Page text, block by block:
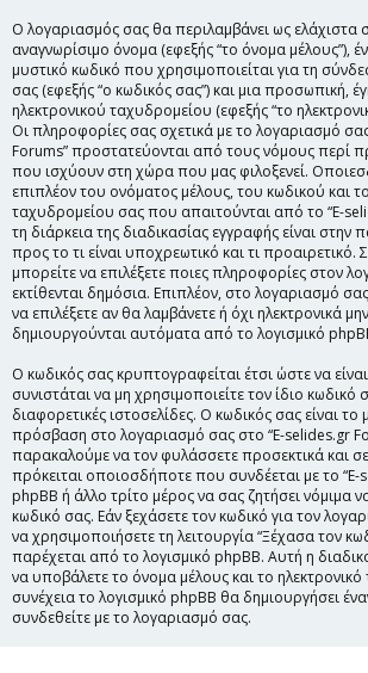
Ο λογαριασμός σας θα περιλαμβάνει ως ελάχιστα
αναγνωρίσιμο όνομα (εφεξής “το όνομα μέλους”),
μυστικό κωδικό που χρησιμοποιείται για τη
σας (εφεξής “ο κωδικός σας”) και μια προσωπική,
ηλεκτρονικού ταχυδρομείου (εφεξής “το
Οι πληροφορίες σας σχετικά με το λογαριασμό
Forums” προστατεύονται από τους νόμους περί
που ισχύουν στη χώρα που μας φιλοξενεί.
επιπλέον του ονόματος μέλους, του κωδικού και
ταχυδρομείου σας που απαιτούνται από το “E-
τη διάρκεια της διαδικασίας εγγραφής είναι στην
προς το τι είναι υποχρεωτικό και τι
μπορείτε να επιλέξετε ποιες πληροφορίες στον
εκτίθενται δημόσια. Επιπλέον, στο λογαριασμό
να επιλέξετε αν θα λαμβάνετε ή όχι ηλεκτρονικά
δημιουργούνται αυτόματα από το λογισμικό
Ο κωδικός σας κρυπτογραφείται έτσι ώστε να
συνιστάται να μη χρησιμοποιείτε τον ίδιο κωδικό
διαφορετικές ιστοσελίδες. Ο κωδικός σας είναι
πρόσβαση στο λογαριασμό σας στο “E-selides.gr
παρακαλούμε να τον φυλάσσετε προσεκτικά και
πρόκειται οποιοσδήποτε που συνδέεται με το “E-
phpBB ή άλλο τρίτο μέρος να σας ζητήσει νόμιμα
κωδικό σας. Εάν ξεχάσετε τον κωδικό για τον
να χρησιμοποιήσετε τη λειτουργία “Ξέχασα τον
παρέχεται από το λογισμικό phpBB. Αυτή η
να υποβάλετε το όνομα μέλους και το
συνέχεια το λογισμικό phpBB θα δημιουργήσει
συνδεθείτε με το λογαριασμό σας.